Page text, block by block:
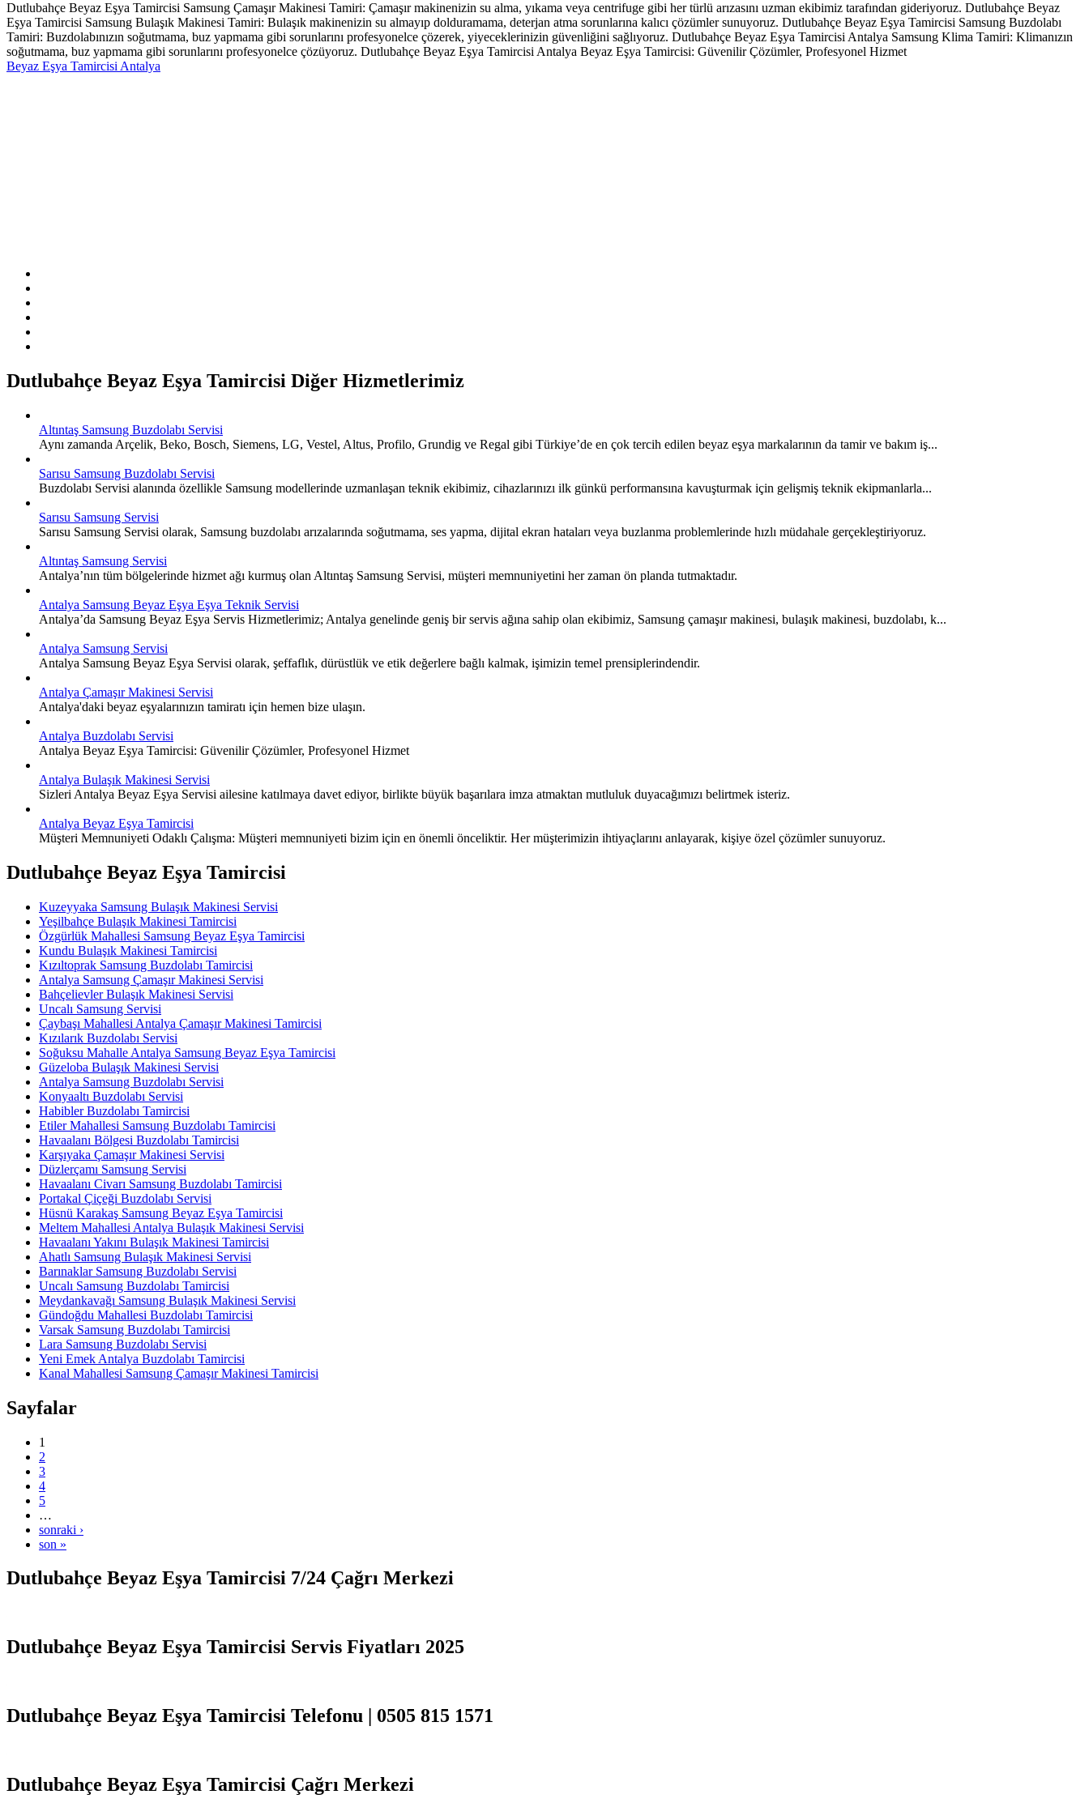
Dutlubahçe Beyaz Eşya Tamircisi Samsung Çamaşır Makinesi Tamiri: Çamaşır makinenizin su alma, yıkama veya centrifuge gibi her türlü arızasını uzman ekibimiz tarafından gideriyoruz. Dutlubahçe Beyaz
Eşya Tamircisi Samsung Bulaşık Makinesi Tamiri: Bulaşık makinenizin su almayıp dolduramama, deterjan atma sorunlarına kalıcı çözümler sunuyoruz. Dutlubahçe Beyaz Eşya Tamircisi Samsung Buzdolabı
Tamiri: Buzdolabınızın soğutmama, buz yapmama gibi sorunlarını profesyonelce çözerek, yiyeceklerinizin güvenliğini sağlıyoruz. Dutlubahçe Beyaz Eşya Tamircisi Antalya Samsung Klima Tamiri: Klimanızın
soğutmama, buz yapmama gibi sorunlarını profesyonelce çözüyoruz. Dutlubahçe Beyaz Eşya Tamircisi Antalya Beyaz Eşya Tamircisi: Güvenilir Çözümler, Profesyonel Hizmet
Beyaz Eşya Tamircisi Antalya
Dutlubahçe Beyaz Eşya Tamircisi Diğer Hizmetlerimiz
Altıntaş Samsung Buzdolabı Servisi
Aynı zamanda Arçelik, Beko, Bosch, Siemens, LG, Vestel, Altus, Profilo, Grundig ve Regal gibi Türkiye’de en çok tercih edilen beyaz eşya markalarının da tamir ve bakım iş...
Sarısu Samsung Buzdolabı Servisi
Buzdolabı Servisi alanında özellikle Samsung modellerinde uzmanlaşan teknik ekibimiz, cihazlarınızı ilk günkü performansına kavuşturmak için gelişmiş teknik ekipmanlarla...
Sarısu Samsung Servisi
Sarısu Samsung Servisi olarak, Samsung buzdolabı arızalarında soğutmama, ses yapma, dijital ekran hataları veya buzlanma problemlerinde hızlı müdahale gerçekleştiriyoruz.
Altıntaş Samsung Servisi
Antalya’nın tüm bölgelerinde hizmet ağı kurmuş olan Altıntaş Samsung Servisi, müşteri memnuniyetini her zaman ön planda tutmaktadır.
Antalya Samsung Beyaz Eşya Eşya Teknik Servisi
Antalya’da Samsung Beyaz Eşya Servis Hizmetlerimiz; Antalya genelinde geniş bir servis ağına sahip olan ekibimiz, Samsung çamaşır makinesi, bulaşık makinesi, buzdolabı, k...
Antalya Samsung Servisi
Antalya Samsung Beyaz Eşya Servisi olarak, şeffaflık, dürüstlük ve etik değerlere bağlı kalmak, işimizin temel prensiplerindendir.
Antalya Çamaşır Makinesi Servisi
Antalya'daki beyaz eşyalarınızın tamiratı için hemen bize ulaşın.
Antalya Buzdolabı Servisi
Antalya Beyaz Eşya Tamircisi: Güvenilir Çözümler, Profesyonel Hizmet
Antalya Bulaşık Makinesi Servisi
Sizleri Antalya Beyaz Eşya Servisi ailesine katılmaya davet ediyor, birlikte büyük başarılara imza atmaktan mutluluk duyacağımızı belirtmek isteriz.
Antalya Beyaz Eşya Tamircisi
Müşteri Memnuniyeti Odaklı Çalışma: Müşteri memnuniyeti bizim için en önemli önceliktir. Her müşterimizin ihtiyaçlarını anlayarak, kişiye özel çözümler sunuyoruz.
Dutlubahçe Beyaz Eşya Tamircisi
Kuzeyyaka Samsung Bulaşık Makinesi Servisi
Yeşilbahçe Bulaşık Makinesi Tamircisi
Özgürlük Mahallesi Samsung Beyaz Eşya Tamircisi
Kundu Bulaşık Makinesi Tamircisi
Kızıltoprak Samsung Buzdolabı Tamircisi
Antalya Samsung Çamaşır Makinesi Servisi
Bahçelievler Bulaşık Makinesi Servisi
Uncalı Samsung Servisi
Çaybaşı Mahallesi Antalya Çamaşır Makinesi Tamircisi
Kızılarık Buzdolabı Servisi
Soğuksu Mahalle Antalya Samsung Beyaz Eşya Tamircisi
Güzeloba Bulaşık Makinesi Servisi
Antalya Samsung Buzdolabı Servisi
Konyaaltı Buzdolabı Servisi
Habibler Buzdolabı Tamircisi
Etiler Mahallesi Samsung Buzdolabı Tamircisi
Havaalanı Bölgesi Buzdolabı Tamircisi
Karşıyaka Çamaşır Makinesi Servisi
Düzlerçamı Samsung Servisi
Havaalanı Civarı Samsung Buzdolabı Tamircisi
Portakal Çiçeği Buzdolabı Servisi
Hüsnü Karakaş Samsung Beyaz Eşya Tamircisi
Meltem Mahallesi Antalya Bulaşık Makinesi Servisi
Havaalanı Yakını Bulaşık Makinesi Tamircisi
Ahatlı Samsung Bulaşık Makinesi Servisi
Barınaklar Samsung Buzdolabı Servisi
Uncalı Samsung Buzdolabı Tamircisi
Meydankavağı Samsung Bulaşık Makinesi Servisi
Gündoğdu Mahallesi Buzdolabı Tamircisi
Varsak Samsung Buzdolabı Tamircisi
Lara Samsung Buzdolabı Servisi
Yeni Emek Antalya Buzdolabı Tamircisi
Kanal Mahallesi Samsung Çamaşır Makinesi Tamircisi
Sayfalar
1
2
3
4
5
…
sonraki ›
son »
Dutlubahçe Beyaz Eşya Tamircisi 7/24 Çağrı Merkezi
Dutlubahçe Beyaz Eşya Tamircisi Servis Fiyatları 2025
Dutlubahçe Beyaz Eşya Tamircisi Telefonu | 0505 815 1571
Dutlubahçe Beyaz Eşya Tamircisi Çağrı Merkezi